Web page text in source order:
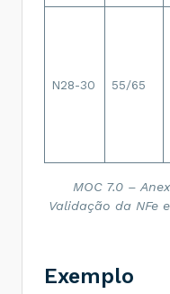
N28-30 55/65
MOC 7.0 –
Validação da NFe
Exemplo